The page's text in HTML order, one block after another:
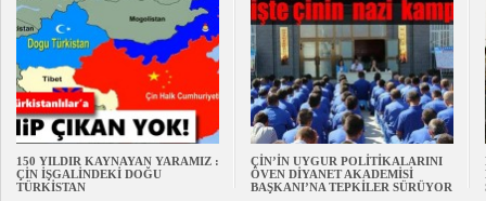
150 YILDIR KAYNAYAN YARAMIZ :
ÇİN İŞGALİNDEKİ DOĞU
TÜRKİSTAN
ÇİN’İN UYGUR POLİTİKALARINI
ÖVEN DİYANET AKADEMİSİ
BAŞKANI’NA TEPKİLER SÜRÜYOR